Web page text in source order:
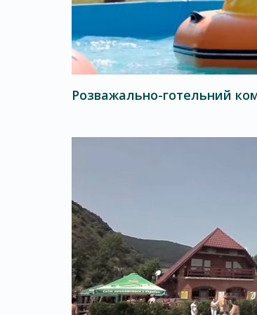
Розважально-готельний